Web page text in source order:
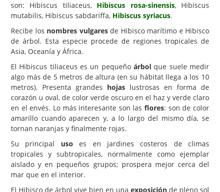
Carencias
Fotos
Flores y Plantas
Árboles y Palmeras
Arbustos y Trepadoras
Cactus y Suculentas
son: Hibiscus tiliaceus, Hibiscus rosa-sinensis, Hibiscus
mutabilis, Hibiscus sabdariffa, Hibiscus syriacus.
Recibe los nombres vulgaresde Hibisco marítimo e Hibisco
de árbol. Esta especie procede de regiones tropicales de
Asia, Oceanía y África.
El Hibiscus tiliaceus es un pequeño árbol que suele medir
algo más de 5 metros de altura (en su hábitat llega a los 10
metros). Presenta grandes hojas lustrosas en forma de
corazón u oval, de color verde oscuro en el haz y verde claro
en el envés. Lo más interesante son lasflores: son de color
amarillo cuando aparecen y, a lo largo del mismo día, se
tornan naranjas y finalmente rojas.
Su principal uso es en jardines costeros de climas
tropicales y subtropicales, normalmente como ejemplar
aislado y en pequeños grupos; prospera mejor cerca del
mar que en el interior.
El Hibisco de árbol vive bien en una exposición de pleno sol